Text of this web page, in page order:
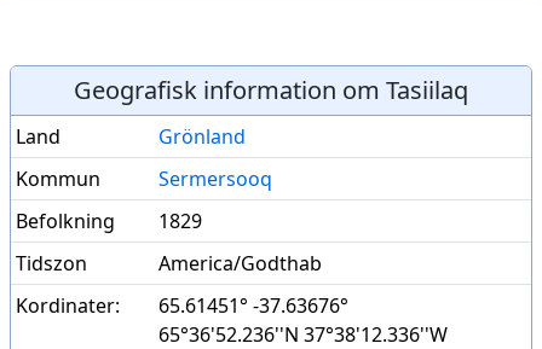
Geografisk information om Tasiilaq
Land
Grönland
Kommun
Sermersooq
Befolkning
1829
Tidszon
America/Godthab
Kordinater:
65.61451° -37.63676°
65°36'52.236''N 37°38'12.336''W